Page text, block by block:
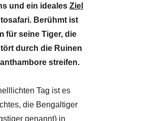
und ein ideales Ziel
Berühmt ist
für seine Tiger, die
durch die Ruinen
streifen.
Tag ist es
die Bengaltiger
genannt) in